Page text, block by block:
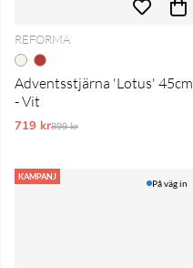
REFORMA
Adventsstjärna 'Lotus' 45cm
- Vit
719 krOrdinarie pris:
899 kr
KAMPANJ
På väg in